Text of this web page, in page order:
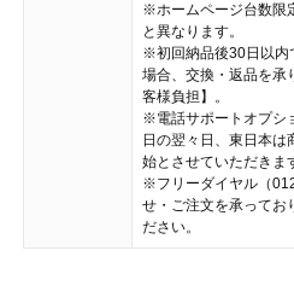
※ホームページ台数限
と異なります。
※初回納品後30日以内
場合、交換・返品を承
客様負担】。
※電話サポートオプシ
日の翌々日、東日本は
始とさせていただきま
※フリーダイヤル（
せ・ご注文を承ってお
ださい。